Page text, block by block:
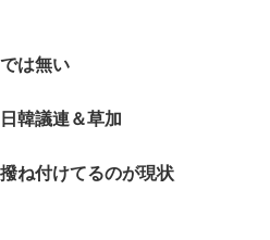
は無い
韓議連＆草加
ね付けてるのが現状